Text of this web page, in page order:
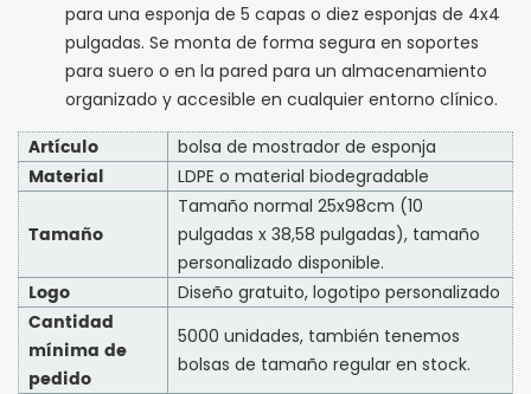
para una esponja de 5 capas o diez esponjas de 4x4
pulgadas. Se monta de forma segura en soportes
para suero o en la pared para un almacenamiento
organizado y accesible en cualquier entorno clínico.
Artículo bolsa de mostrador de esponja
Material LDPE o material biodegradable
Tamaño
Tamaño normal 25x98cm (10
pulgadas x 38,58 pulgadas), tamaño
personalizado disponible.
Logo Diseño gratuito, logotipo personalizado
Cantidad
mínima de
pedido
5000 unidades, también tenemos
bolsas de tamaño regular en stock.